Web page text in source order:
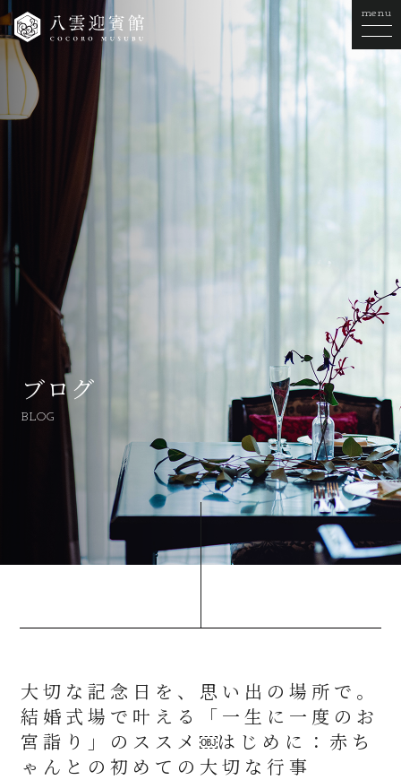
menu
ブログ
BLOG
大切な記念日を、思い出の場所で。
結婚式場で叶える「一生に一度のお
宮詣り」のススメ￼はじめに：赤ち
ゃんとの初めての大切な行事